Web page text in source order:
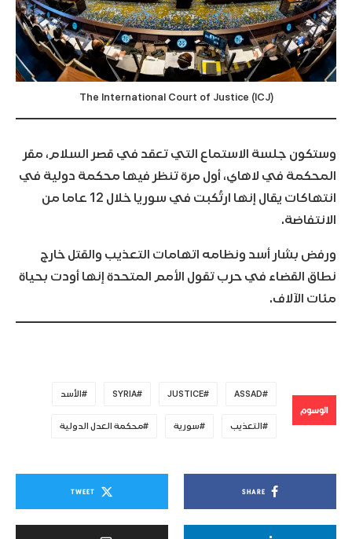
The International Court of Justice (ICJ)
وستكون جلسة الاستماع التي تعقد في قصر السلام، مقر
المحكمة في لاهاي، أول مرة تنظر فيها محكمة دولية في
انتهاكات يقال إنها ارتُكبت في سوريا خلال 12 عاما من
الانتفاضة.
ورفض بشار أسد ونظامه اتهامات التعذيب والقتل خارج
نطاق القضاء في حرب تقول الأمم المتحدة إنها أودت بحياة
مئات الآلاف.
الوسوم
ASSAD
JUSTICE
SYRIA الأسد
التعذيب سورية محكمة العدل الدولية
SHARE
TWEET